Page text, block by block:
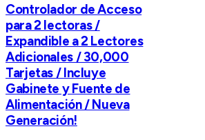
Controlador de Acceso
para 2 lectoras /
Expandible a 2 Lectores
Adicionales / 30,000
Tarjetas / Incluye
Gabinete y Fuente de
Alimentación / Nueva
Generación!